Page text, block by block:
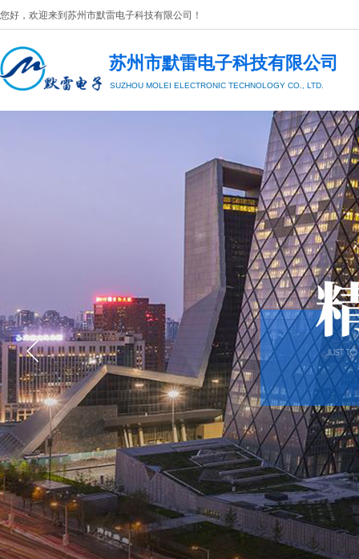
您好，欢迎来到 苏州市默雷电子科技有限公司 ​！
苏州市默雷电子科技有限公司
SUZHOU MOLEI ELECTRONIC TECHNOLOGY CO., LTD.